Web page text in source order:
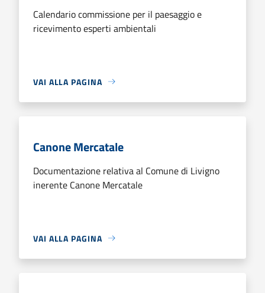
Calendario commissione per il paesaggio e
ricevimento esperti ambientali
VAI ALLA PAGINA
Canone Mercatale
Documentazione relativa al Comune di Livigno
inerente Canone Mercatale
VAI ALLA PAGINA